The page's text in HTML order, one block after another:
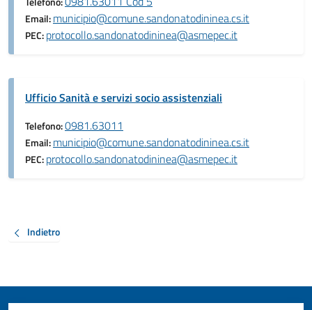
Email:municipio@comune.sandonatodininea.cs.it
PEC:protocollo.sandonatodininea@asmepec.it
Ufficio Sanità e servizi socio assistenziali
Telefono:0981.63011
Email:municipio@comune.sandonatodininea.cs.it
PEC:protocollo.sandonatodininea@asmepec.it
Indietro